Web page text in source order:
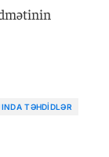
TƏHDIDLƏR